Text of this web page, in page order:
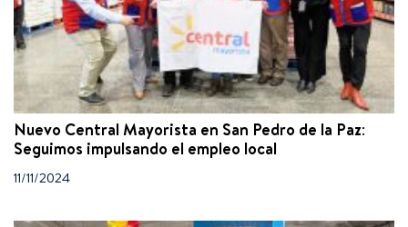
Nuevo Central Mayorista en San Pedro de la Paz:
Seguimos impulsando el empleo local
11/11/2024